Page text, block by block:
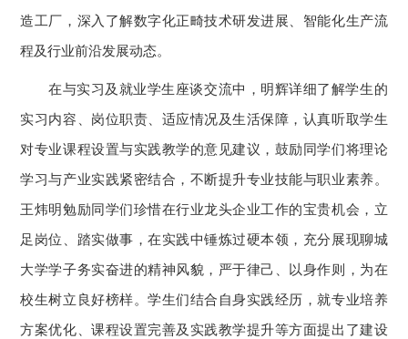
造工厂，深入了解数字化正畸技术研发进展、智能化生产流
程及行业前沿发展动态。
在与实习及就业学生座谈交流中，明辉详细了解学生的
实习内容、岗位职责、适应情况及生活保障，认真听取学生
对专业课程设置与实践教学的意见建议，鼓励同学们将理论
学习与产业实践紧密结合，不断提升专业技能与职业素养。
王炜明勉励同学们珍惜在行业龙头企业工作的宝贵机会，立
足岗位、踏实做事，在实践中锤炼过硬本领，充分展现聊城
大学学子务实奋进的精神风貌，严于律己、以身作则，为在
校生树立良好榜样。学生们结合自身实践经历，就专业培养
方案优化、课程设置完善及实践教学提升等方面提出了建设